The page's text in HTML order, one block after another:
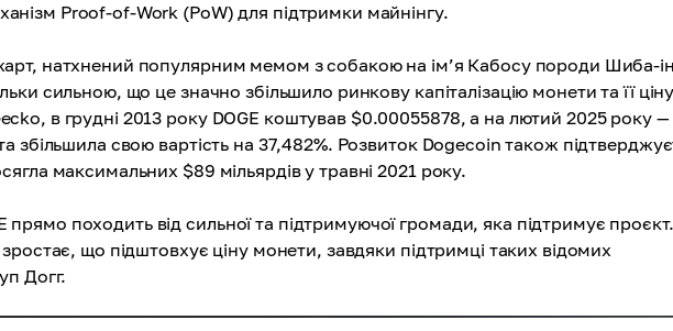
Proof-of-Work (PoW) для підтримки майнінгу.
натхнений популярним мемом з собакою на ім’я Кабосу породи Шиба-
сильною, що це значно збільшило ринкову капіталізацію монети та її
в грудні 2013 року DOGE коштував $0.00055878, а на лютий 2025 року —
збільшила свою вартість на 37,482%. Розвиток Dogecoin також
максимальних $89 мільярдів у травні 2021 року.
прямо походить від сильної та підтримуючої громади, яка підтримує проєкт.
зростає, що підштовхує ціну монети, завдяки підтримці таких відомих
Догг.